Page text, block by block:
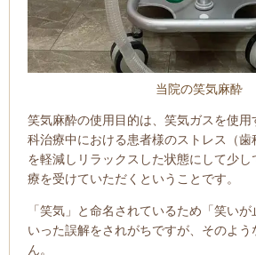
当院の笑気麻酔
笑気麻酔の使用目的は、笑気ガスを使
科治療中における患者様のストレス（歯
を軽減しリラックスした状態にして少
療を受けていただくということです。
「笑気」と命名されているため「笑い
いった誤解をされがちですが、そのよ
ん。